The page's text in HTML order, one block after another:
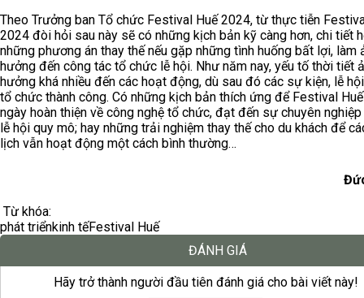
Theo Trưởng ban Tổ chức Festival Huế 2024, từ thực tiễn
2024 đòi hỏi sau này sẽ có những kịch bản kỹ càng hơn, chi tiết
những phương án thay thế nếu gặp những tình huống bất lợi, làm
hưởng đến công tác tổ chức lễ hội. Như năm nay, yếu tố thời tiết
hưởng khá nhiều đến các hoạt động, dù sau đó các sự kiện, lễ
tổ chức thành công. Có những kịch bản thích ứng để Festival
ngày hoàn thiện về công nghệ tổ chức, đạt đến sự chuyên
lễ hội quy mô; hay những trải nghiệm thay thế cho du khách để
lịch vẫn hoạt động một cách bình thường…
Từ khóa:
phát triểnkinh tếFestival Huế
ĐÁNH GIÁ
Hãy trở thành người đầu tiên đánh giá cho bài viết này!